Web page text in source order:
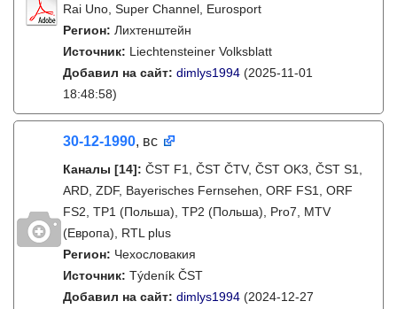
Rai Uno, Super Channel, Eurosport
Регион: Лихтенштейн
Источник: Liechtensteiner Volksblatt
Добавил на сайт: dimlys1994 (2025-11-01
18:48:58)
30-12-1990, вс
Каналы [14]: ČST F1, ČST ČTV, ČST OK3, ČST S1,
ARD, ZDF, Bayerisches Fernsehen, ORF FS1, ORF
FS2, TP1 (Польша), TP2 (Польша), Pro7, MTV
(Европа), RTL plus
Регион: Чехословакия
Источник: Týdeník ČST
Добавил на сайт: dimlys1994 (2024-12-27